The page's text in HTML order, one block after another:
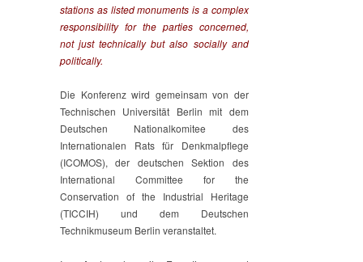
stations as listed monuments is a complex
responsibility for the parties concerned,
not just technically but also socially and
politically.
Die Konferenz wird gemeinsam von der
Technischen Universität Berlin mit dem
Deutschen Nationalkomitee des
Internationalen Rats für Denkmalpflege
(ICOMOS), der deutschen Sektion des
International Committee for the
Conservation of the Industrial Heritage
(TICCIH) und dem Deutschen
Technikmuseum Berlin veranstaltet.